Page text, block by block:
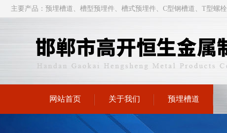
主要产品： 预埋槽道 、槽型预埋件、槽式预埋件、C型钢槽道、T型螺栓
网站首页 关于我们 预埋槽道